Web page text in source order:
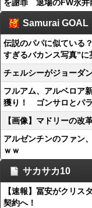
を謝罪 退場のFW永井
Samurai GOAL
伝説のパパに似ている
すぎるバカンス写真”に
チェルシーがジョーダ
フルアム、アルベロア
獲り！ ゴンサロとパ
【画像】マドリーの改
アルゼンチンのファン
ｗｗ
サカサカ10
【速報】冨安がクリス
契約へ！